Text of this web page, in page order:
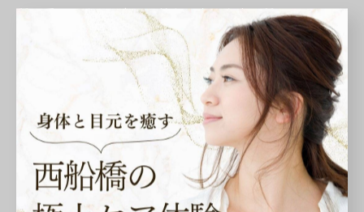
質も重要です。理由は、静かな空間や高品質なオイル、
機器がリラクゼーション効果を高めるからです。例え
ば、個室や照明の工夫、リラックスできる音楽など、五
感に配慮したサロンは満足度が高い傾向にあります。施
術内容だけでなく、環境や使用アイテムにも注目して選
ぶことで、より快適な時間を過ごすことができます。
失敗しないヘッドスパの選び方と注意すべき点